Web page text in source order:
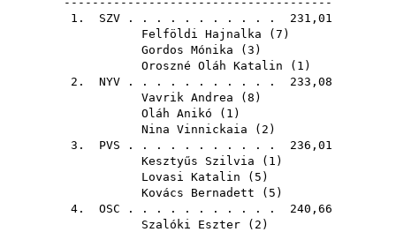
1. SZV . . . . . . . . . . . 231,01
Felföldi Hajnalka ( 7 )
Gordos Mónika ( 3 )
Oroszné Oláh Katalin ( 1 )
2. NYV . . . . . . . . . . . 233,08
Vavrik Andrea ( 8 )
Oláh Anikó ( 1 )
Nina Vinnickaia ( 2 )
3. PVS . . . . . . . . . . . 236,01
Kesztyűs Szilvia ( 1 )
Lovasi Katalin ( 5 )
Kovács Bernadett ( 5 )
4. OSC . . . . . . . . . . . 240,66
Szalóki Eszter ( 2 )